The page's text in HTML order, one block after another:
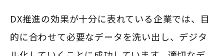
DX推進の効果が十分に表れている企業では、目
的に合わせて必要なデータを洗い出し、デジタ